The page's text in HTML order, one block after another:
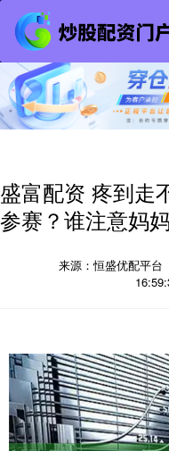
盛富配资 疼到走
参赛？谁注意妈
来源：恒盛优配平台